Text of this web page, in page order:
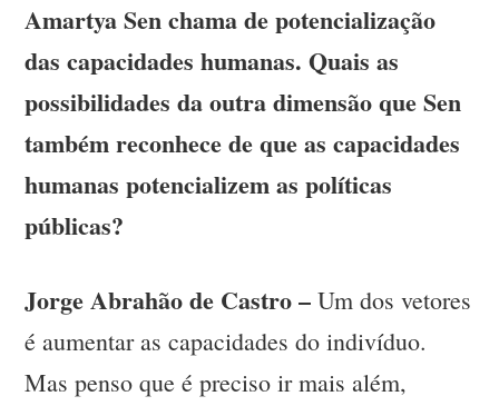
Amartya Sen chama de potencialização
das capacidades humanas. Quais as
possibilidades da outra dimensão que Sen
também reconhece de que as capacidades
humanas potencializem as políticas
públicas?
Jorge Abrahão de Castro – Um dos vetores
é aumentar as capacidades do indivíduo.
Mas penso que é preciso ir mais além,